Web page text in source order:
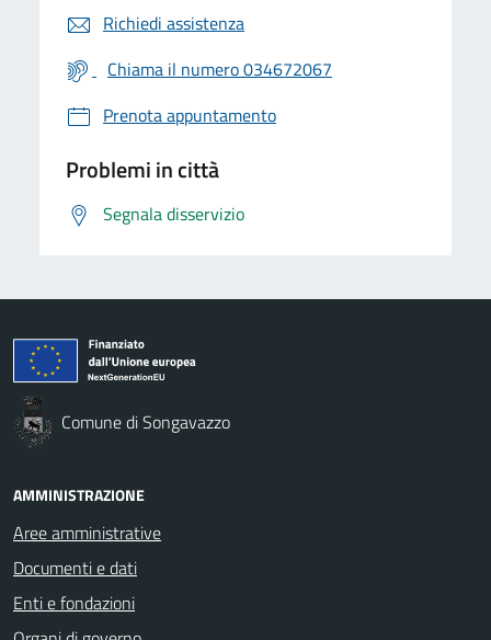
Richiedi assistenza
Chiama il numero 034672067
Prenota appuntamento
Problemi in città
Segnala disservizio
Comune di Songavazzo
AMMINISTRAZIONE
Aree amministrative
Documenti e dati
Enti e fondazioni